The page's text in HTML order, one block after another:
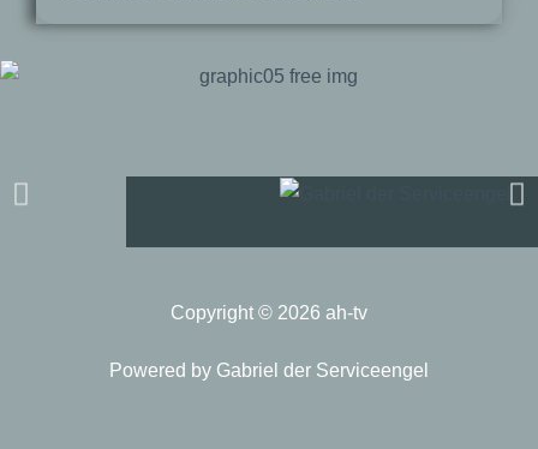
Copyright © 2026 ah-tv
Powered by Gabriel der Serviceengel